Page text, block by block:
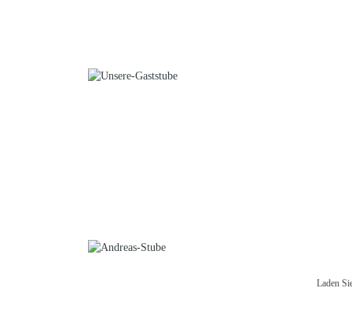
Laden